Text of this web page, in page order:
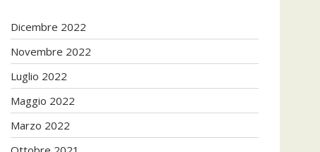
Dicembre 2022
Novembre 2022
Luglio 2022
Maggio 2022
Marzo 2022